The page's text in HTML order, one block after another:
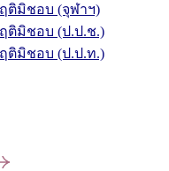
ติมิชอบ (จุฬาฯ)
ติมิชอบ (ป.ป.ช.)
ติมิชอบ (ป.ป.ท.)